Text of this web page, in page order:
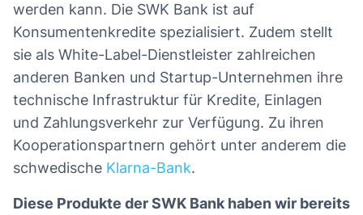
werden kann. Die SWK Bank ist auf
Konsumentenkredite spezialisiert. Zudem stellt
sie als White-Label-Dienstleister zahlreichen
anderen Banken und Startup-Unternehmen ihre
technische Infrastruktur für Kredite, Einlagen
und Zahlungsverkehr zur Verfügung. Zu ihren
Kooperationspartnern gehört unter anderem die
schwedische Klarna-Bank.
Diese Produkte der SWK Bank haben wir bereits